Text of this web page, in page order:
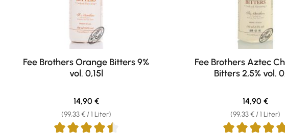
Fee Brothers Orange Bitters 9%
vol. 0,15l
(99,33 € / 1 Liter)
Regulärer Preis:
14,90 €
Fee Brothers Aztec
Bitters 2,5% vol.
(99,33 € / 1 Liter)
Regulärer
14,90 €